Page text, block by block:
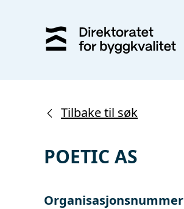
Tilbake til søk
POETIC AS
Organisasjonsnummer